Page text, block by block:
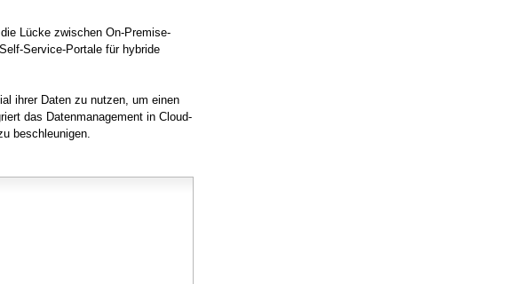
Lücke zwischen On-Premise-
Service-Portale für hybride
ihrer Daten zu nutzen, um einen
das Datenmanagement in Cloud-
beschleunigen.